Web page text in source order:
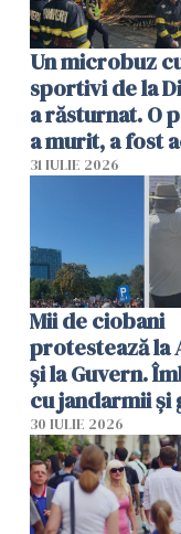
Un microbuz
sportivi de la
a răsturnat. O
a murit, a fost
planul roșu de
31 IULIE 2026
Mii de ciobani
protestează la
și la Guvern.
cu jandarmii și
lacrimogene
30 IULIE 2026